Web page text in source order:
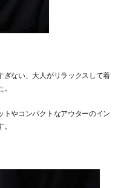
ぎない、大人がリラックスして着
トやコンパクトなアウターのイン